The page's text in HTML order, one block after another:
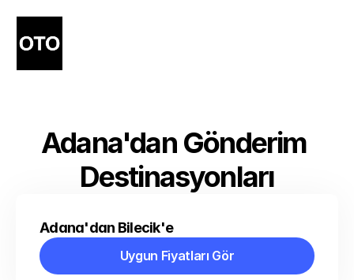
Adana'dan Gönderim
Destinasyonları
Adana'dan Bilecik'e
Uygun Fiyatları Gör
Uygun Fiyatları Gör